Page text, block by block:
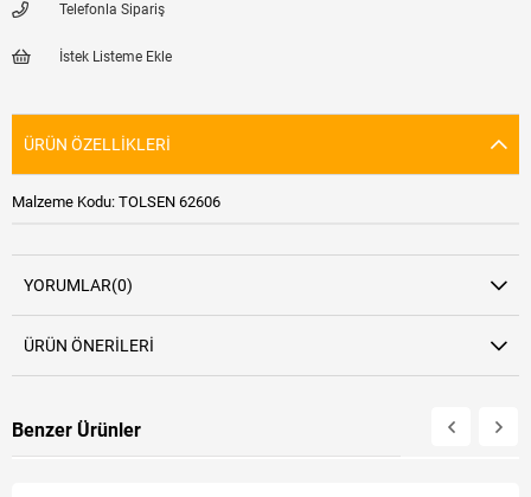
Telefonla Sipariş
İstek Listeme Ekle
ÜRÜN ÖZELLIKLERI
Malzeme Kodu: TOLSEN 62606
YORUMLAR(0)
ÜRÜN ÖNERILERI
Benzer Ürünler